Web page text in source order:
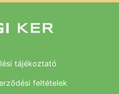
tájékoztató
feltételek